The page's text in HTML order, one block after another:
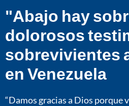
"Abajo hay
dolorosos
sobrevivientes
en Venezuela
“Damos gracias a Dios porque